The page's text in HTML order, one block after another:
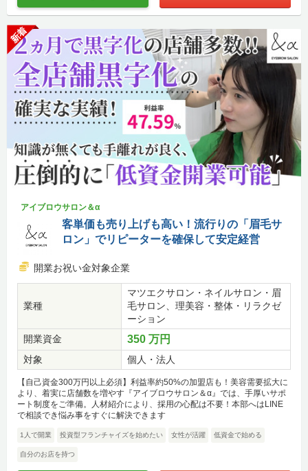
新着
アイブロウサロン＆α
客単価も売り上げも高い！流行りの「眉毛サ
ロン」でリピーターを確保して安定経営
開業お祝い金対象企業
業種
マツエクサロン・ネイルサロン・眉
毛サロン、理美容・整体・リラクゼ
ーション
開業資金
350 万円
対象 個人・法人
【自己資金300万円以上必須】利益率約50%の加盟店も！美容需要拡大に
より、着実に店舗数を増やす『アイブロウサロン＆α』では、手厚いサポ
ート制度をご準備。人材紹介により、採用の心配は不要！本部へはLINE
で相談でき悩み事をすぐに解決できます
1人で開業 投資型フランチャイズを始めたい 女性が活躍 低資金で始める
自分のお店を持つ